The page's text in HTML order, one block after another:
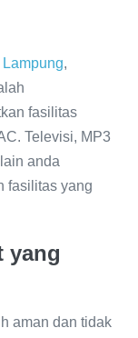
,
fasilitas
Televisi, MP3
anda
fasilitas yang
yang
aman dan tidak